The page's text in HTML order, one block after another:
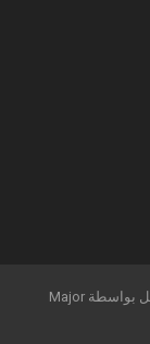
حقوق الطبع والنشر ©2026Major Flooring | مشغل بواسطة Major